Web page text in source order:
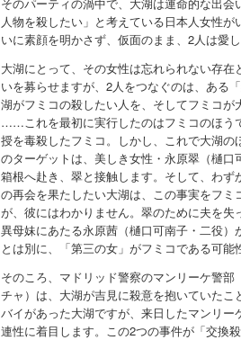
人物を殺したい」と考えている日本人女性
いに素顔を明かさず、仮面のまま、2人は愛し
大湖にとって、その女性は忘れられない存
いを募らせますが、2人をつなぐのは、ある
湖がフミコの殺したい人を、そしてフミコが
……これを最初に実行したのはフミコのほう
授を毒殺したフミコ。しかし、これで大湖
のターゲットは、美しき女性・永原翠（樋
箱根へ赴き、翠と接触します。そして、わ
の再会を果たしたい大湖は、この事実をフ
が、彼にはわかりません。翠のために夫を
異母妹にあたる永原茜（樋口可南子・二役
とは別に、「第三の女」がフミコである可
そのころ、マドリッド警察のマンリーケ警
チャ）は、大湖が吉見に殺意を抱いていた
バイがあった大湖ですが、来日したマンリ
連性に着目します。この2つの事件が「交